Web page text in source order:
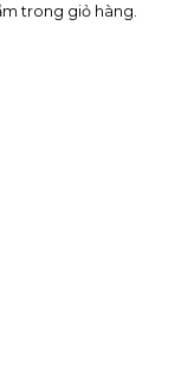
trong giỏ hàng.